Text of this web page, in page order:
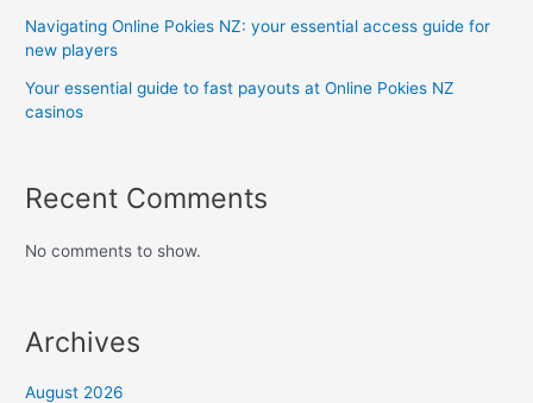
Navigating Online Pokies NZ: your essential access guide for
new players
Your essential guide to fast payouts at Online Pokies NZ
casinos
Recent Comments
No comments to show.
Archives
August 2026